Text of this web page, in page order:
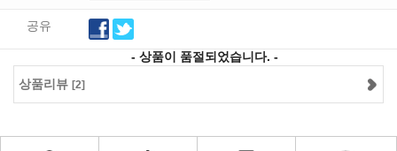
공유
- 상품이 품절되었습니다. -
상품리뷰 [2]